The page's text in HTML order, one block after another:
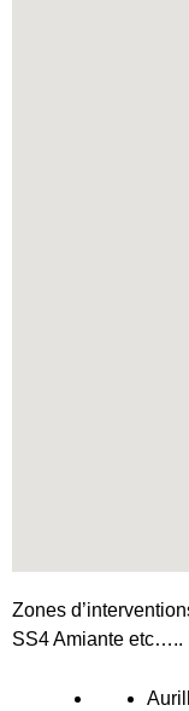
Zones
SS4 Amiante etc…..